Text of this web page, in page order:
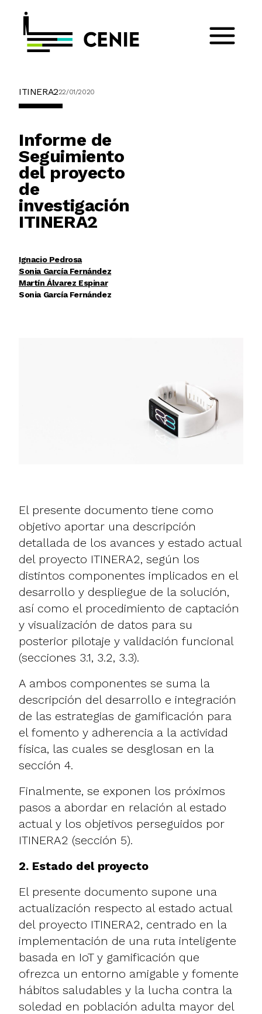
ITINERA222/01/2020
Informe de
Seguimiento
del proyecto
de
investigación
ITINERA2
Ignacio Pedrosa
Sonia García Fernández
Martín Álvarez Espinar
Sonia García Fernández
El presente documento tiene como
objetivo aportar una descripción
detallada de los avances y estado actual
del proyecto ITINERA2, según los
distintos componentes implicados en el
desarrollo y despliegue de la solución,
así como el procedimiento de captación
y visualización de datos para su
posterior pilotaje y validación funcional
(secciones 3.1, 3.2, 3.3).
A ambos componentes se suma la
descripción del desarrollo e integración
de las estrategias de gamificación para
el fomento y adherencia a la actividad
física, las cuales se desglosan en la
sección 4.
Finalmente, se exponen los próximos
pasos a abordar en relación al estado
actual y los objetivos perseguidos por
ITINERA2 (sección 5).
2. Estado del proyecto
El presente documento supone una
actualización respecto al estado actual
del proyecto ITINERA2, centrado en la
implementación de una ruta inteligente
basada en IoT y gamificación que
ofrezca un entorno amigable y fomente
hábitos saludables y la lucha contra la
soledad en población adulta mayor del